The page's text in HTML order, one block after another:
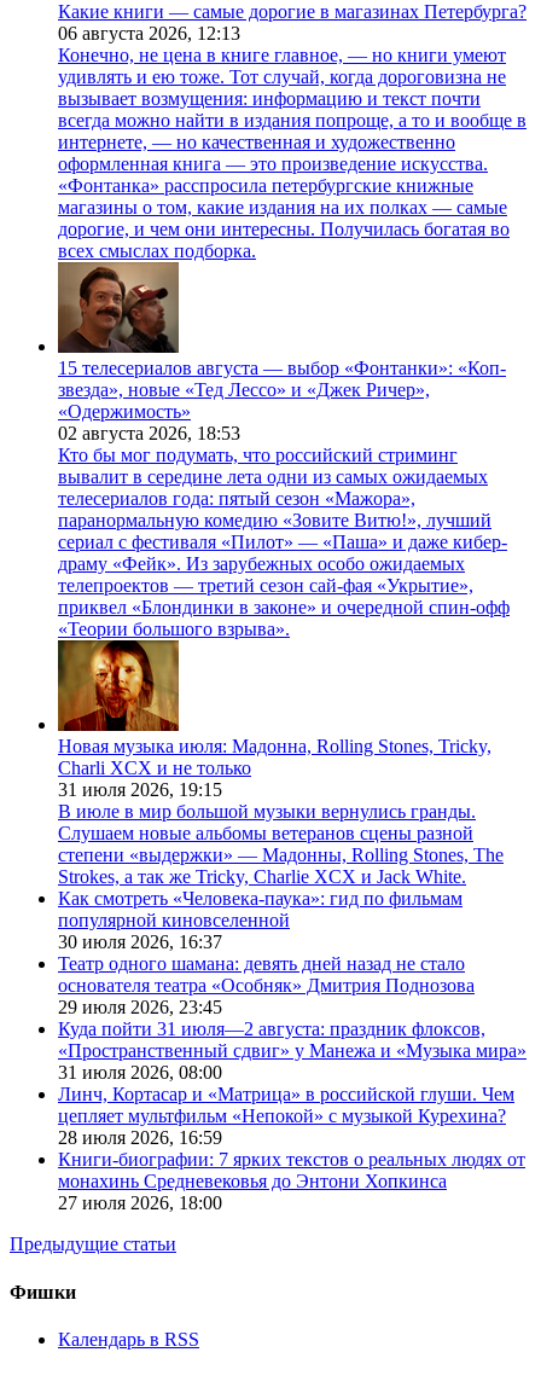
Какие книги — самые дорогие в магазинах Петербурга?
06 августа 2026, 12:13
Конечно, не цена в книге главное, — но книги умеют
удивлять и ею тоже. Тот случай, когда дороговизна не
вызывает возмущения: информацию и текст почти
всегда можно найти в издания попроще, а то и вообще в
интернете, — но качественная и художественно
оформленная книга — это произведение искусства.
«Фонтанка» расспросила петербургские книжные
магазины о том, какие издания на их полках — самые
дорогие, и чем они интересны. Получилась богатая во
всех смыслах подборка.
15 телесериалов августа — выбор «Фонтанки»: «Коп-
звезда», новые «Тед Лессо» и «Джек Ричер»,
«Одержимость»
02 августа 2026, 18:53
Кто бы мог подумать, что российский стриминг
вывалит в середине лета одни из самых ожидаемых
телесериалов года: пятый сезон «Мажора»,
паранормальную комедию «Зовите Витю!», лучший
сериал с фестиваля «Пилот» — «Паша» и даже кибер-
драму «Фейк». Из зарубежных особо ожидаемых
телепроектов — третий сезон сай-фая «Укрытие»,
приквел «Блондинки в законе» и очередной спин-офф
«Теории большого взрыва».
Новая музыка июля: Мадонна, Rolling Stones, Tricky,
Charli XCX и не только
31 июля 2026, 19:15
В июле в мир большой музыки вернулись гранды.
Слушаем новые альбомы ветеранов сцены разной
степени «выдержки» — Мадонны, Rolling Stones, The
Strokes, а так же Tricky, Charlie XCX и Jack White.
Как смотреть «Человека-паука»: гид по фильмам
популярной киновселенной
30 июля 2026, 16:37
Театр одного шамана: девять дней назад не стало
основателя театра «Особняк» Дмитрия Поднозова
29 июля 2026, 23:45
Куда пойти 31 июля—2 августа: праздник флоксов,
«Пространственный сдвиг» у Манежа и «Музыка мира»
31 июля 2026, 08:00
Линч, Кортасар и «Матрица» в российской глуши. Чем
цепляет мультфильм «Непокой» с музыкой Курехина?
28 июля 2026, 16:59
Книги-биографии: 7 ярких текстов о реальных людях от
монахинь Средневековья до Энтони Хопкинса
27 июля 2026, 18:00
Предыдущие статьи
Фишки
Календарь в RSS